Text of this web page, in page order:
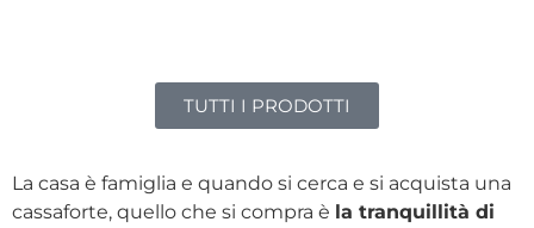
TUTTI I PRODOTTI
La casa è famiglia e quando si cerca e si acquista una
cassaforte, quello che si compra è la tranquillità di